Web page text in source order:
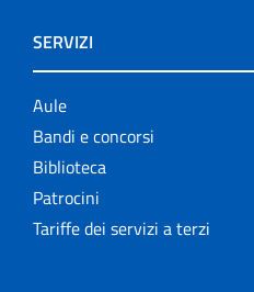
SERVIZI
Aule
Bandi e concorsi
Biblioteca
Patrocini
Tariffe dei servizi a terzi